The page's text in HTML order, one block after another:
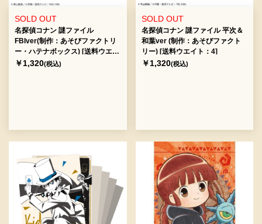
SOLD OUT
名探偵コナン 謎ファイル
FBIver(制作：あそびファクトリ
ー・ハテナボックス) [送料ウエイ
ト：6]
￥1,320(税込)
SOLD OUT
名探偵コナン 謎ファイル 平次＆
和葉ver (制作：あそびファクト
リー) [送料ウエイト：4]
￥1,320(税込)